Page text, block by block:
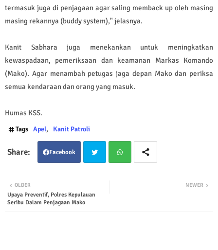
termasuk juga di penjagaan agar saling memback up oleh masing
masing rekannya (buddy system)," jelasnya.
Kanit Sabhara juga menekankan untuk meningkatkan
kewaspadaan, pemeriksaan dan keamanan Markas Komando
(Mako). Agar menambah petugas jaga depan Mako dan periksa
semua kendaraan dan orang yang masuk.
Humas KSS.
Tags Apel Kanit Patroli
Facebook
ter
NEWER
OLDER
Upaya Preventif, Polres Kepulauan
Seribu Dalam Penjagaan Mako